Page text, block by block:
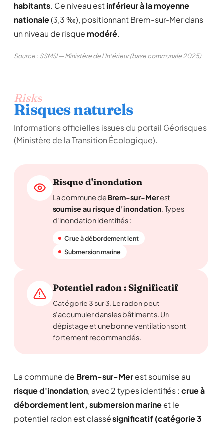
habitants. Ce niveau estinférieur à la moyenne
nationale(3,3 ‰), positionnant Brem-sur-Mer dans
un niveau de risque modéré.
Source : SSMSI — Ministère de l'Intérieur (base communale 2025)
Risks
Risques naturels
Informations officielles issues du portail Géorisques
(Ministère de la Transition Écologique).
Risque d'inondation
La commune de Brem-sur-Merest
soumise au risque d'inondation. Types
d'inondation identifiés :
Crue à débordement lent
Submersion marine
Potentiel radon : Significatif
Catégorie 3 sur 3. Le radon peut
s'accumuler dans les bâtiments. Un
dépistage et une bonne ventilation sont
fortement recommandés.
La commune de Brem-sur-Merest soumise au
risque d'inondation, avec 2 types identifiés : crue à
débordement lent, submersion marineet le
potentiel radon est classésignificatif (catégorie 3